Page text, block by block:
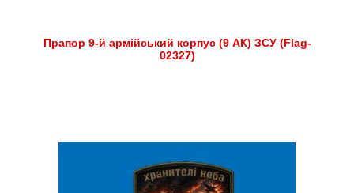
Прапор 9-й армійський корпус (9 АК) ЗСУ (Flag-
02327)